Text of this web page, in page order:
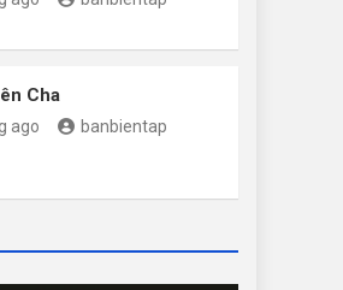
Cha
ago banbientap